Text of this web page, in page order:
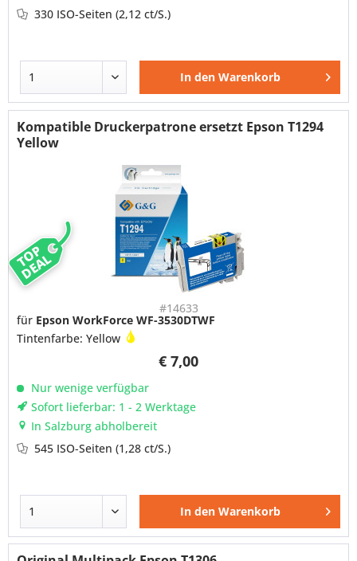
330 ISO-Seiten(2,12 ct/S.)
In den Warenkorb
TOP
DEAL
Kompatible Druckerpatrone ersetzt Epson T1294
Yellow
#14633
€ 7,00
für Epson WorkForce WF-3530DTWF
Tintenfarbe: Yellow
Nur wenige verfügbar
Sofort lieferbar: 1 - 2 Werktage
In Salzburg abholbereit
545 ISO-Seiten(1,28 ct/S.)
In den Warenkorb